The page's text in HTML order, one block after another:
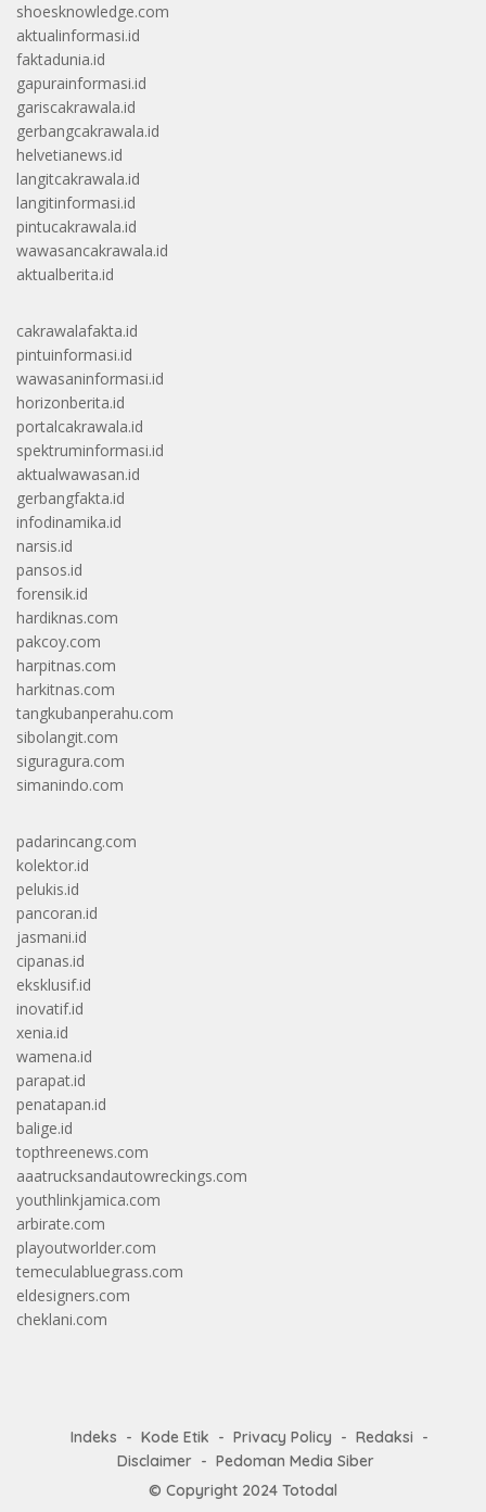
shoesknowledge.com
aktualinformasi.id
faktadunia.id
gapurainformasi.id
gariscakrawala.id
gerbangcakrawala.id
helvetianews.id
langitcakrawala.id
langitinformasi.id
pintucakrawala.id
wawasancakrawala.id
aktualberita.id
cakrawalafakta.id
pintuinformasi.id
wawasaninformasi.id
horizonberita.id
portalcakrawala.id
spektruminformasi.id
aktualwawasan.id
gerbangfakta.id
infodinamika.id
narsis.id
pansos.id
forensik.id
hardiknas.com
pakcoy.com
harpitnas.com
harkitnas.com
tangkubanperahu.com
sibolangit.com
siguragura.com
simanindo.com
padarincang.com
kolektor.id
pelukis.id
pancoran.id
jasmani.id
cipanas.id
eksklusif.id
inovatif.id
xenia.id
wamena.id
parapat.id
penatapan.id
balige.id
topthreenews.com
aaatrucksandautowreckings.com
youthlinkjamica.com
arbirate.com
playoutworlder.com
temeculabluegrass.com
eldesigners.com
cheklani.com
Indeks Kode Etik Privacy Policy
Redaksi
Disclaimer
Pedoman Media Siber
© Copyright 2024 Totodal